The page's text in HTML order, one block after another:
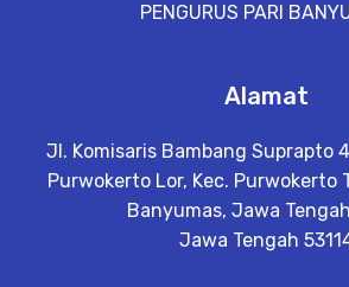
PENGURUS PARI
Alamat
Jl. Komisaris Bambang Suprapto
Purwokerto Lor, Kec. Purwokerto
Banyumas, Jawa
Jawa Tengah